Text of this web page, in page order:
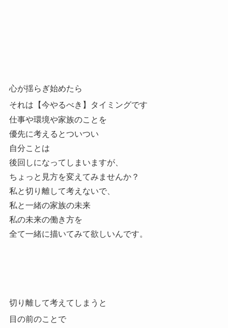
心が揺らぎ始めたら
それは【今やるべき】タイミングです
仕事や環境や家族のことを
優先に考えるとついつい
自分ことは
後回しになってしまいますが、
ちょっと見方を変えてみませんか？
私と切り離して考えないで、
私と一緒の家族の未来
私の未来の働き方を
全て一緒に描いてみて欲しいんです。
切り離して考えてしまうと
目の前のことで